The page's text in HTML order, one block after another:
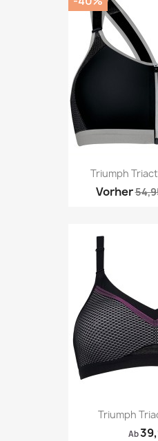
Triumph
Vorher
Triumph
Ab